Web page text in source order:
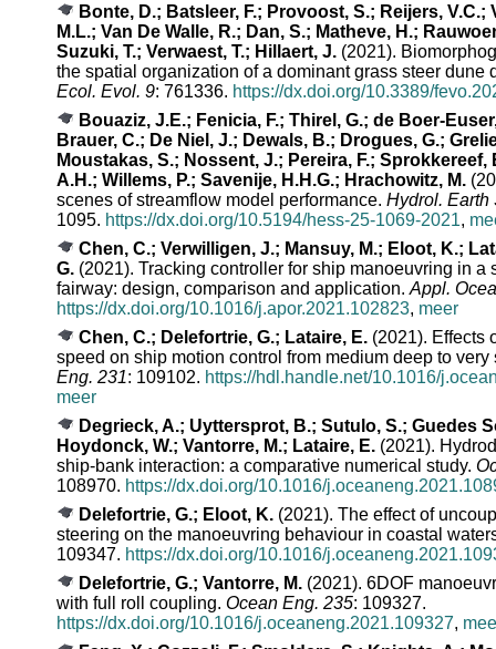
Bonte, D.; Batsleer, F.; Provoost, S.; Reijers, V.C.;
M.L.; Van De Walle, R.; Dan, S.; Matheve, H.;
Suzuki, T.; Verwaest, T.; Hillaert, J. (2021).
the spatial organization of a dominant grass steer dune
Ecol. Evol. 9: 761336. https://dx.doi.org/10.3389/
Bouaziz, J.E.; Fenicia, F.; Thirel, G.; de Boer-
Brauer, C.; De Niel, J.; Dewals, B.; Drogues, G.;
Moustakas, S.; Nossent, J.; Pereira, F.; Sprokkereef,
A.H.; Willems, P.; Savenije, H.H.G.; Hrachowitz, M.
scenes of streamflow model performance. Hydrol. Earth
1095. https://dx.doi.org/10.5194/hess-25-1069-2021,
Chen, C.; Verwilligen, J.; Mansuy, M.; Eloot, K.;
G. (2021). Tracking controller for ship manoeuvring in a
fairway: design, comparison and application. Appl.
https://dx.doi.org/10.1016/j.apor.2021.102823, meer
Chen, C.; Delefortrie, G.; Lataire, E. (2021). Effects
speed on ship motion control from medium deep to
Eng. 231: 109102. https://hdl.handle.net/10.1016/
meer
Degrieck, A.; Uyttersprot, B.; Sutulo, S.; Guedes
Hoydonck, W.; Vantorre, M.; Lataire, E. (2021).
ship-bank interaction: a comparative numerical study.
108970. https://dx.doi.org/10.1016/
Delefortrie, G.; Eloot, K. (2021). The effect of
steering on the manoeuvring behaviour in coastal
109347. https://dx.doi.org/10.1016/
Delefortrie, G.; Vantorre, M. (2021). 6DOF
with full roll coupling. Ocean Eng. 235: 109327.
https://dx.doi.org/10.1016/j.oceaneng.2021.109327,